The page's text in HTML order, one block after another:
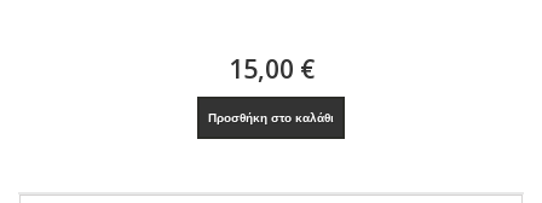
15,00 €
Προσθήκη στο καλάθι